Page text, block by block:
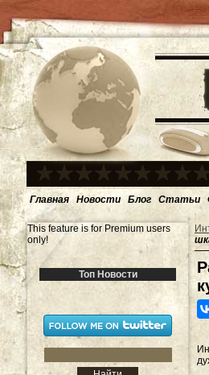
Главная Новости Блог Статьи
This feature is for Premium users
only!
Топ Новости